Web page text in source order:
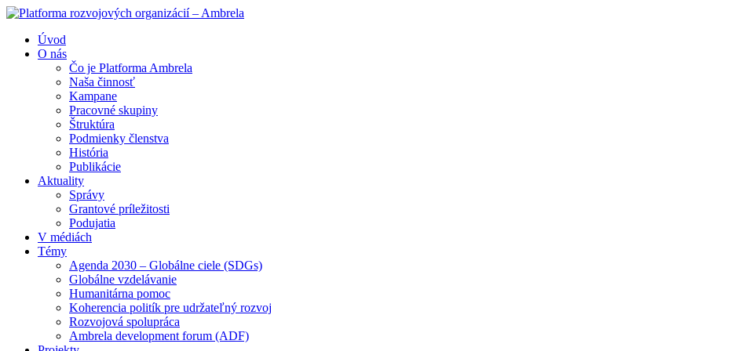
Úvod
O nás
Čo je Platforma Ambrela
Naša činnosť
Kampane
Pracovné skupiny
Štruktúra
Podmienky členstva
História
Publikácie
Aktuality
Správy
Grantové príležitosti
Podujatia
V médiách
Témy
Agenda 2030 – Globálne ciele (SDGs)
Globálne vzdelávanie
Humanitárna pomoc
Koherencia politík pre udržateľný rozvoj
Rozvojová spolupráca
Ambrela development forum (ADF)